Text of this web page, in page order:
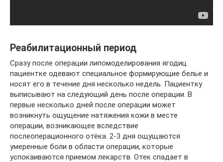
Реабилитационный период
Сразу после операции липомоделирования ягодиц
пациентке одевают специальное формирующие белье и
носят его в течение дня несколько недель. Пациентку
выписывают на следующий день после операции. В
первые несколько дней после операции может
возникнуть ощущение натяжения кожи в месте
операции, возникающее вследствие
послеоперационного отёка. 2-3 дня ощущаются
умеренные боли в области операции, которые
успокаиваются приемом лекарств. Отек спадает в